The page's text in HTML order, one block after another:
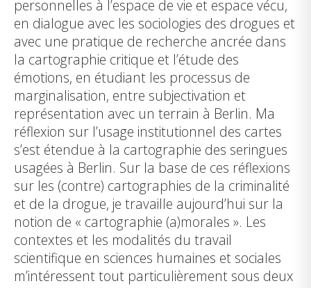
personnelles à l’espace de vie et espace vécu,
en dialogue avec les sociologies des drogues et
avec une pratique de recherche ancrée dans
la cartographie critique et l’étude des
émotions, en étudiant les processus de
marginalisation, entre subjectivation et
représentation avec un terrain à Berlin. Ma
réflexion sur l’usage institutionnel des cartes
s’est étendue à la cartographie des seringues
usagées à Berlin. Sur la base de ces réflexions
sur les (contre) cartographies de la criminalité
et de la drogue, je travaille aujourd’hui sur la
notion de « cartographie (a)morales ». Les
contextes et les modalités du travail
scientifique en sciences humaines et sociales
m’intéressent tout particulièrement sous deux